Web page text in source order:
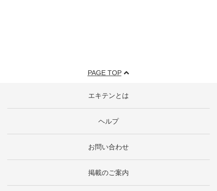
PAGE TOP
エキテンとは
ヘルプ
お問い合わせ
掲載のご案内